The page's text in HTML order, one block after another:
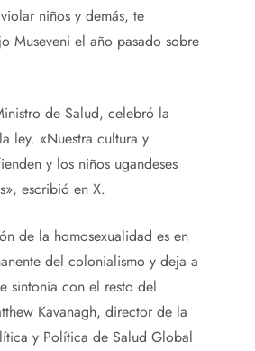
niños y demás, te
Museveni el año pasado sobre
de Salud, celebró la
ley. «Nuestra cultura y
y los niños ugandeses
escribió en X.
de la homosexualidad es en
del colonialismo y deja a
sintonía con el resto del
Kavanagh, director de la
y Política de Salud Global